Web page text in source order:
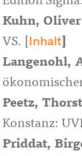
Kuhn, Oliver
VS. [ Inhalt
Langenohl,
Peetz,
Konstanz:
Priddat,